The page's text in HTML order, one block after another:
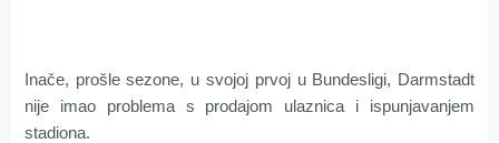
Inače, prošle sezone, u svojoj prvoj u Bundesligi, Darmstadt
nije imao problema s prodajom ulaznica i ispunjavanjem
stadiona.